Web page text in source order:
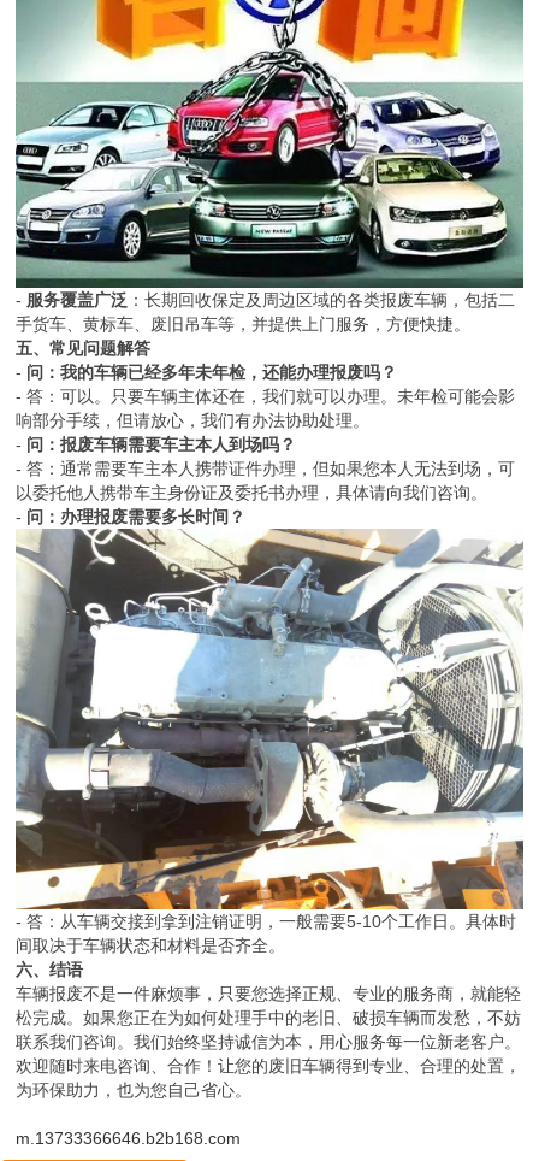
- 服务覆盖广泛 ：长期回收保定及周边区域的各类报废车辆，包括二
手货车、黄标车、废旧吊车等，并提供上门服务，方便快捷。
五、常见问题解答
- 问：我的车辆已经多年未年检，还能办理报废吗？
- 答：可以。只要车辆主体还在，我们就可以办理。未年检可能会影
响部分手续，但请放心，我们有办法协助处理。
- 问：报废车辆需要车主本人到场吗？
- 答：通常需要车主本人携带证件办理，但如果您本人无法到场，可
以委托他人携带车主身份证及委托书办理，具体请向我们咨询。
- 问：办理报废需要多长时间？
- 答：从车辆交接到拿到注销证明，一般需要5-10个工作日。具体时
间取决于车辆状态和材料是否齐全。
六、结语
车辆报废不是一件麻烦事，只要您选择正规、专业的服务商，就能轻
松完成。如果您正在为如何处理手中的老旧、破损车辆而发愁，不妨
联系我们咨询。我们始终坚持诚信为本，用心服务每一位新老客户。
欢迎随时来电咨询、合作！让您的废旧车辆得到专业、合理的处置，
为环保助力，也为您自己省心。
m.13733366646.b2b168.com